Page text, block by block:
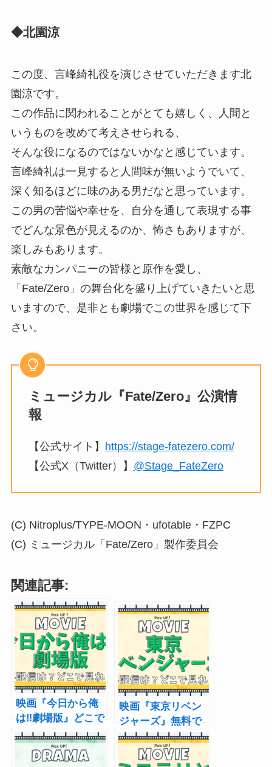
◆北園涼
この度、言峰綺礼役を演じさせていただきます北
園涼です。
この作品に関われることがとても嬉しく、人間と
いうものを改めて考えさせられる、
そんな役になるのではないかなと感じています。
言峰綺礼は一見すると人間味が無いようでいて、
深く知るほどに味のある男だなと思っています。
この男の苦悩や幸せを、自分を通して表現する事
でどんな景色が見えるのか、怖さもありますが、
楽しみもあります。
素敵なカンパニーの皆様と原作を愛し、
「Fate/Zero」の舞台化を盛り上げていきたいと思
いますので、是非とも劇場でこの世界を感じて下
さい。
ミュージカル『Fate/Zero』公演情
報
【公式サイト】
https://stage-fatezero.com/
【公式X（Twitter）】 @Stage_FateZero
(C) Nitroplus/TYPE-MOON・ufotable・FZPC
(C) ミュージカル「Fate/Zero」製作委員会
関連記事:
映画『今日から俺
は‼劇場版』どこで
見れる？あらす
じ・キャスト・配
信まとめ
映画『東京リベン
ジャーズ』無料で
見る方法 動画配
信サービス・キャ
スト・あらすじ